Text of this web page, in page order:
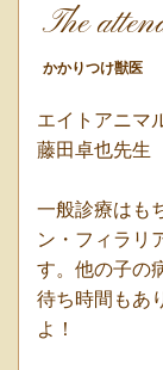
The
かかりつけ獣医
エイトアニマ
藤田卓也先生
一般診療はも
ン・フィラリ
す。他の子の
待ち時間もあ
よ！